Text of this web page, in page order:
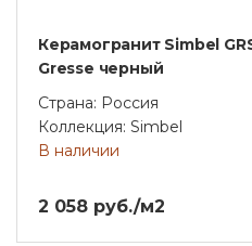
Керамогранит Simbel
Gresse черный
Страна: Россия
Коллекция: Simbel
В наличии
2 058 руб./м2